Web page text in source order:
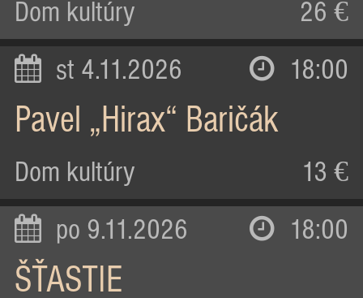
Dom kultúry 26 €
st 4.11.2026 18:00
Pavel „Hirax“ Baričák
Dom kultúry 13 €
po 9.11.2026 18:00
ŠŤASTIE